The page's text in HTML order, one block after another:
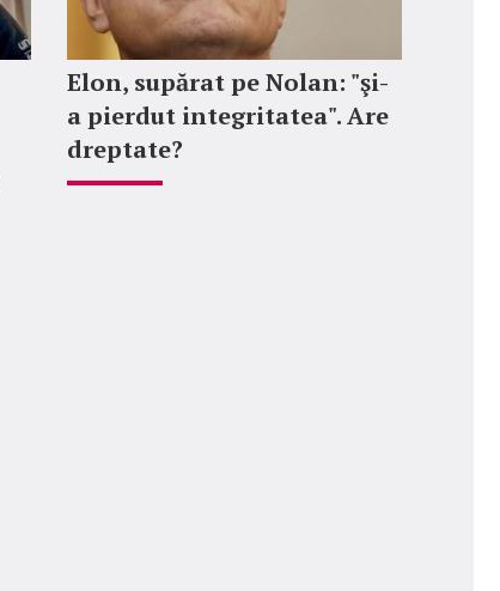
Elon, supărat pe Nolan: "şi-
a pierdut integritatea". Are
dreptate?